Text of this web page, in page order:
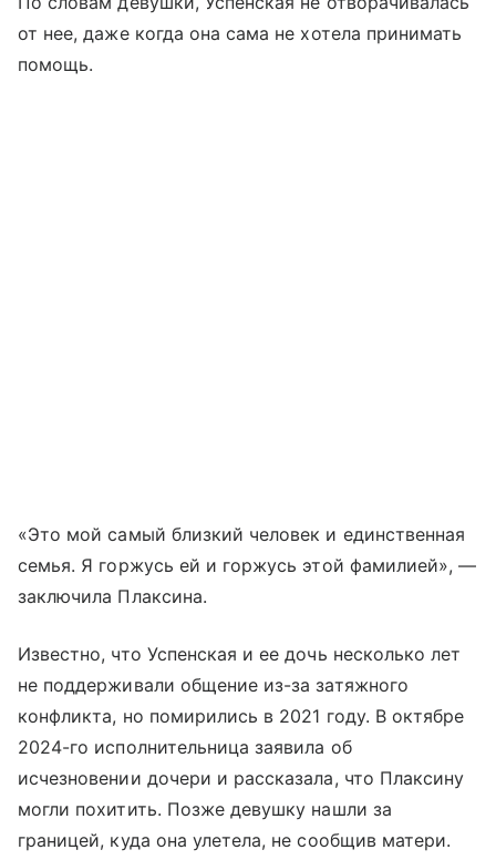
от нее, даже когда она сама не хотела принимать
помощь.
«Это мой самый близкий человек и единственная
семья. Я горжусь ей и горжусь этой фамилией», —
заключила Плаксина.
Известно, что Успенская и ее дочь несколько лет
не поддерживали общение из-за затяжного
конфликта, но помирились в 2021 году. В октябре
2024-го исполнительница заявила об
исчезновении дочери и рассказала, что Плаксину
могли похитить. Позже девушку нашли за
границей, куда она улетела, не сообщив матери.